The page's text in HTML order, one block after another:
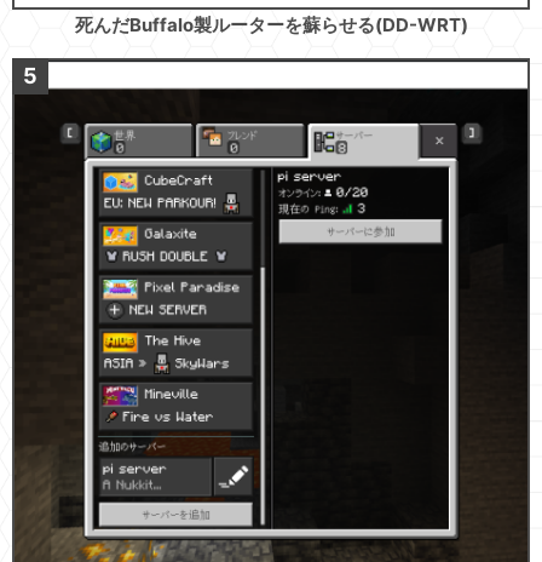
死んだBuffalo製ルーターを蘇らせる(DD-WRT)